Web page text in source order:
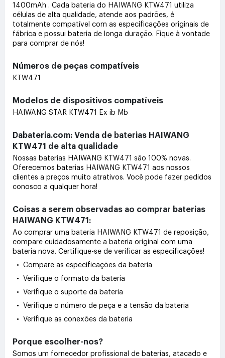
1400mAh . Cada bateria do HAIWANG KTW471 utiliza
células de alta qualidade, atende aos padrões, é
totalmente compatível com as especificações originais de
fábrica e possui bateria de longa duração. Fique à vontade
para comprar de nós!
Números de peças compatíveis
KTW471
Modelos de dispositivos compatíveis
HAIWANG STAR KTW471 Ex ib Mb
Dabateria.com: Venda de baterias HAIWANG
KTW471 de alta qualidade
Nossas baterias HAIWANG KTW471 são 100% novas.
Oferecemos baterias HAIWANG KTW471 aos nossos
clientes a preços muito atrativos. Você pode fazer pedidos
conosco a qualquer hora!
Coisas a serem observadas ao comprar baterias
HAIWANG KTW471:
Ao comprar uma bateria HAIWANG KTW471 de reposição,
compare cuidadosamente a bateria original com uma
bateria nova. Certifique-se de verificar as especificações!
• Compare as especificações da bateria
• Verifique o formato da bateria
• Verifique o suporte da bateria
• Verifique o número de peça e a tensão da bateria
• Verifique as conexões da bateria
Porque escolher-nos?
Somos um fornecedor profissional de baterias, atacado e